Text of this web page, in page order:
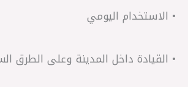
• الاستخدام اليومي
• القيادة داخل المدينة وعلى الطرق